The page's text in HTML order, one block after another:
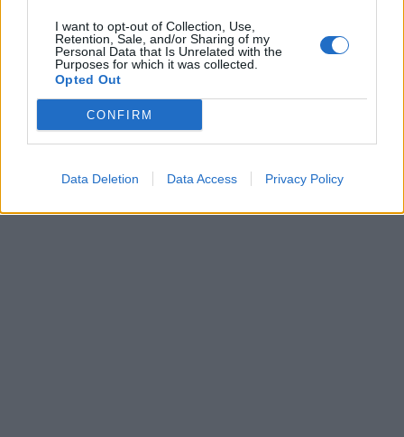
I want to opt-out of Collection, Use,
Retention, Sale, and/or Sharing of my
Personal Data that Is Unrelated with the
Purposes for which it was collected.
Opted Out
CONFIRM
Data Deletion Data Access Privacy Policy